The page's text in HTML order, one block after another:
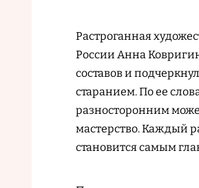
Растроганная
России Анна
составов и
старанием. По ее
разносторонним
мастерство. Каждый
становится самым